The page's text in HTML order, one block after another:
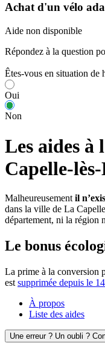
Achat d'un vélo
Aide non disponible
Répondez à la question
Êtes-vous en situation de
Oui
Non
Les aides à
Capelle-
Malheureusement il
dans la ville de La
département, ni la région
Le bonus
La prime à la conversion
est supprimée depuis le
À propos
Liste des aides
Une erreur ? Un oubli ?